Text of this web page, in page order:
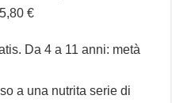
€
Da 4 a 11 anni: metà
a una nutrita serie di